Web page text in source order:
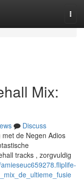
Mix:
Discuss
de Negen Adios
tracks , zorgvuldig